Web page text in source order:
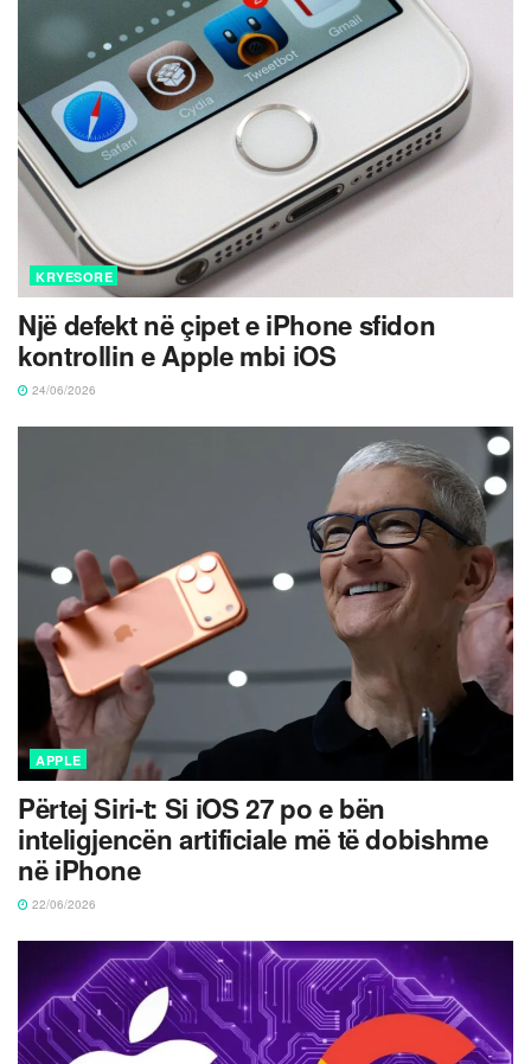
KRYESORE
Një defekt në çipet e iPhone sfidon
kontrollin e Apple mbi iOS
24/06/2026
APPLE
Përtej Siri-t: Si iOS 27 po e bën
inteligjencën artificiale më të dobishme
në iPhone
22/06/2026